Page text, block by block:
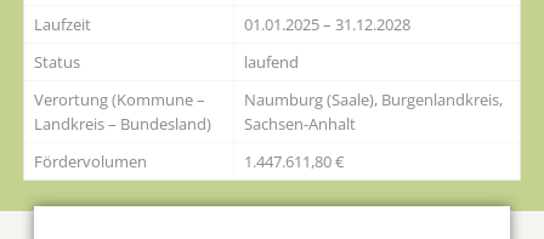
Laufzeit
01.01.2025 – 31.12.2028
Status
laufend
Verortung (Kommune –
Landkreis – Bundesland)
Naumburg (Saale), Burgenlandkreis,
Sachsen-Anhalt
Fördervolumen
1.447.611,80 €